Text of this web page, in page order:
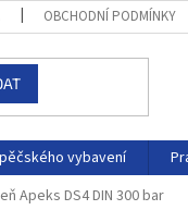
OBCHODNÍ PODMÍNKY
vybavení
Apeks DS4 DIN 300 bar